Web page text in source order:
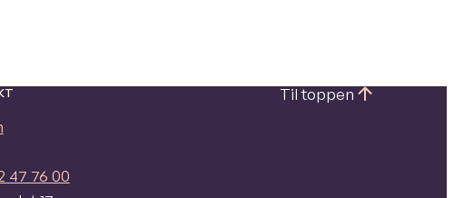
47 76 00
Til toppen